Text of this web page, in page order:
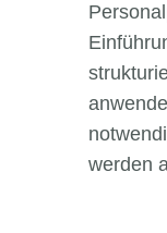
werden